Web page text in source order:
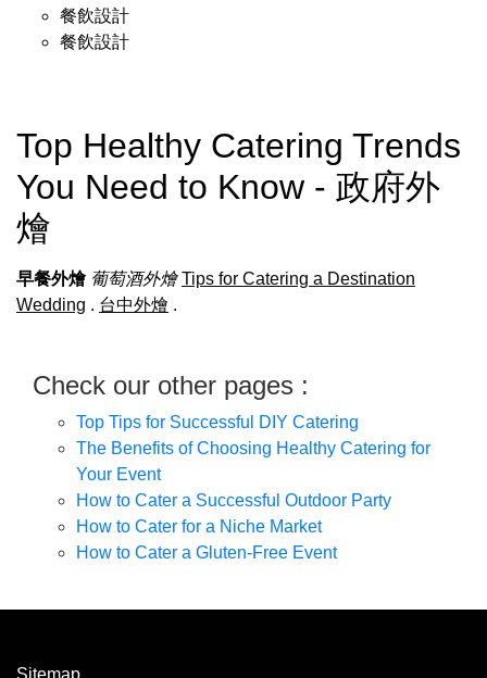
餐飲設計
餐飲設計
Top Healthy Catering Trends
You Need to Know - 政府外
燴
早餐外燴 葡萄酒外燴 Tips for Catering a Destination
Wedding . 台中外燴 .
Check our other pages :
Top Tips for Successful DIY Catering
The Benefits of Choosing Healthy Catering for
Your Event
How to Cater a Successful Outdoor Party
How to Cater for a Niche Market
How to Cater a Gluten-Free Event
Sitemap